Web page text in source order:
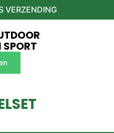
VERZENDING
SPORT